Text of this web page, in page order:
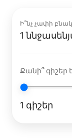
Ի՞նչ չափի
1
Քանի՞ գիշեր
1 գիշեր